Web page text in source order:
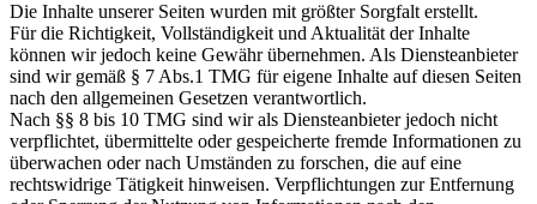
Die Inhalte unserer Seiten wurden mit größter Sorgfalt erstellt.
Für die Richtigkeit, Vollständigkeit und Aktualität der Inhalte
können wir jedoch keine Gewähr übernehmen. Als Diensteanbieter
sind wir gemäß § 7 Abs.1 TMG für eigene Inhalte auf diesen Seiten
nach den allgemeinen Gesetzen verantwortlich.
Nach §§ 8 bis 10 TMG sind wir als Diensteanbieter jedoch nicht
verpflichtet, übermittelte oder gespeicherte fremde Informationen zu
überwachen oder nach Umständen zu forschen, die auf eine
rechtswidrige Tätigkeit hinweisen. Verpflichtungen zur Entfernung